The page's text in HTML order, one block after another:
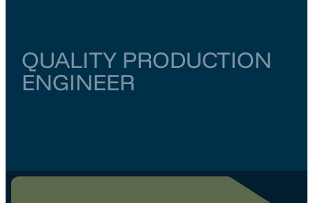
QUALITY PRODUCTION
ENGINEER